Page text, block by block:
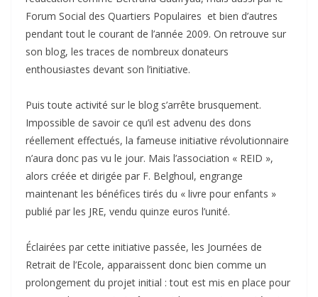
Forum Social des Quartiers Populaires et bien d’autres
pendant tout le courant de l’année 2009. On retrouve sur
son blog, les traces de nombreux donateurs
enthousiastes devant son l’initiative.
Puis toute activité sur le blog s’arrête brusquement.
Impossible de savoir ce qu’il est advenu des dons
réellement effectués, la fameuse initiative révolutionnaire
n’aura donc pas vu le jour. Mais l’association « REID »,
alors créée et dirigée par F. Belghoul, engrange
maintenant les bénéfices tirés du « livre pour enfants »
publié par les JRE, vendu quinze euros l’unité.
Éclairées par cette initiative passée, les Journées de
Retrait de l’Ecole, apparaissent donc bien comme un
prolongement du projet initial : tout est mis en place pour